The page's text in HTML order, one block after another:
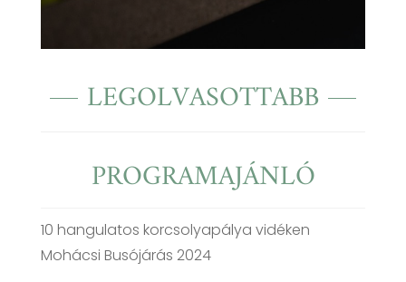
LEGOLVASOTTABB
PROGRAMAJÁNLÓ
10 hangulatos korcsolyapálya vidéken
Mohácsi Busójárás 2024